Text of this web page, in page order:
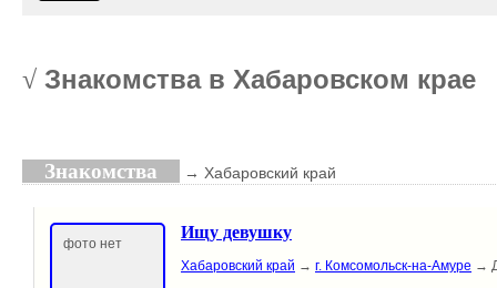
√ Знакомства в Хабаровском крае
Знакомства → Хабаровский край
фото нет
Ищу девушку
Хабаровский край → г. Комсомольск-на-Амуре →